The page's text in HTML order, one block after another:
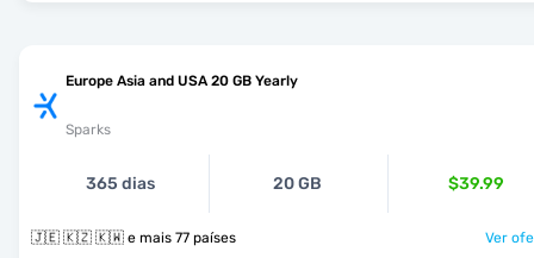
Europe Asia and USA 20 GB Yearly
Sparks
365 dias 20 GB $39.99
🇯🇪 🇰🇿 🇰🇼 e mais 77 países Ver